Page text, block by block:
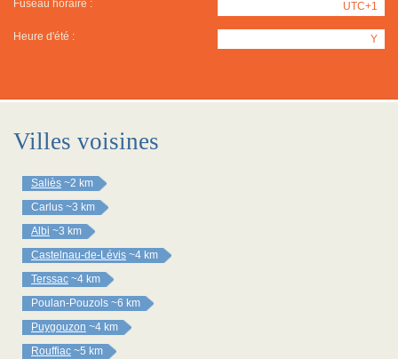
Fuseau horaire : UTC+1
Heure d'été : Y
Villes voisines
Saliès ~2 km
Carlus ~3 km
Albi ~3 km
Castelnau-de-Lévis ~4 km
Terssac ~4 km
Poulan-Pouzols ~6 km
Puygouzon ~4 km
Rouffiac ~5 km